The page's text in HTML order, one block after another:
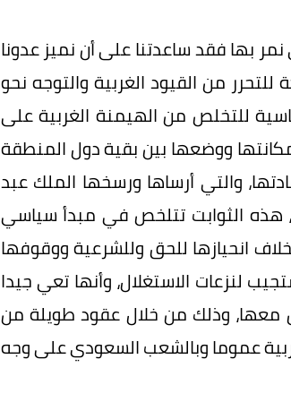
بها فقد ساعدتنا على أن نميز عدونا
من القيود الغربية والتوجه نحو
للتخلص من الهيمنة الغربية على
ووضعها بين بقية دول المنطقة
والتي أرساها ورسخها الملك عبد
هذه الثوابت تتلخص في مبدأ سياسي
انحيازها للحق وللشرعية ووقوفها
لنزعات الاستغلال، وأنها تعي جيدا
معها، وذلك من خلال عقود طويلة من
عموما وبالشعب السعودي على وجه